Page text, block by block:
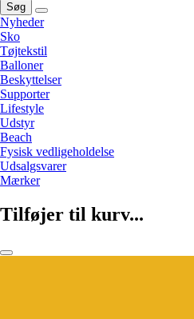
Søg
Nyheder
Sko
Tøjtekstil
Balloner
Beskyttelser
Supporter
Lifestyle
Udstyr
Beach
Fysisk vedligeholdelse
Udsalgsvarer
Mærker
Tilføjer til kurv...